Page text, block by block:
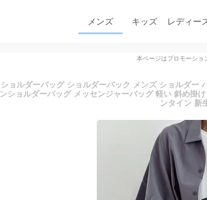
メンズ キッズ レディー
本ページはプロモーショ
ショルダーバッグ ショルダーバック メンズ ショルダー
ンショルダーバッグ メッセンジャーバッグ 軽い 斜め掛
ンタイン 新